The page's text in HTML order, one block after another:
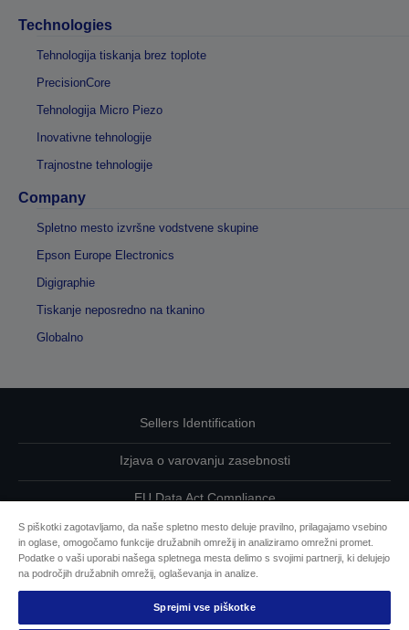
Technologies
Tehnologija tiskanja brez toplote
PrecisionCore
Tehnologija Micro Piezo
Inovativne tehnologije
Trajnostne tehnologije
Company
Spletno mesto izvršne vodstvene skupine
Epson Europe Electronics
Digigraphie
Tiskanje neposredno na tkanino
Globalno
Sellers Identification
Izjava o varovanju zasebnosti
EU Data Act Compliance
Kontaktirajte nas glede svojih podatkov
Informacije o piškotkih
Epsonova zavezanost dostopnosti
S piškotki zagotavljamo, da naše spletno mesto deluje pravilno, prilagajamo vsebino
in oglase, omogočamo funkcije družabnih omrežij in analiziramo omrežni promet.
Podatke o vaši uporabi našega spletnega mesta delimo s svojimi partnerji, ki delujejo
na področjih družabnih omrežij, oglaševanja in analize.
Sprejmi vse piškotke